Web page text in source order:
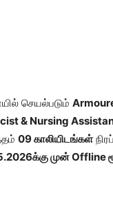
செயல்படும்
& Nursing
09 காலியிடங்கள்
முன்